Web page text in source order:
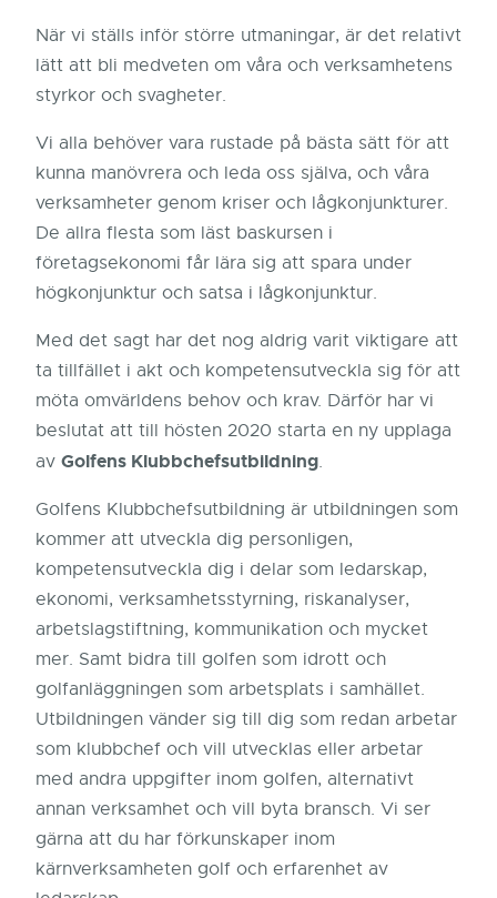
När vi ställs inför större utmaningar, är det relativt
lätt att bli medveten om våra och verksamhetens
styrkor och svagheter.
Vi alla behöver vara rustade på bästa sätt för att
kunna manövrera och leda oss själva, och våra
verksamheter genom kriser och lågkonjunkturer.
De allra flesta som läst baskursen i
företagsekonomi får lära sig att spara under
högkonjunktur och satsa i lågkonjunktur.
Med det sagt har det nog aldrig varit viktigare att
ta tillfället i akt och kompetensutveckla sig för att
möta omvärldens behov och krav. Därför har vi
beslutat att till hösten 2020 starta en ny upplaga
av Golfens Klubbchefsutbildning.
Golfens Klubbchefsutbildning är utbildningen som
kommer att utveckla dig personligen,
kompetensutveckla dig i delar som ledarskap,
ekonomi, verksamhetsstyrning, riskanalyser,
arbetslagstiftning, kommunikation och mycket
mer. Samt bidra till golfen som idrott och
golfanläggningen som arbetsplats i samhället.
Utbildningen vänder sig till dig som redan arbetar
som klubbchef och vill utvecklas eller arbetar
med andra uppgifter inom golfen, alternativt
annan verksamhet och vill byta bransch. Vi ser
gärna att du har förkunskaper inom
kärnverksamheten golf och erfarenhet av